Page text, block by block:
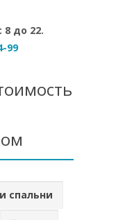
до 22.
99
спальни